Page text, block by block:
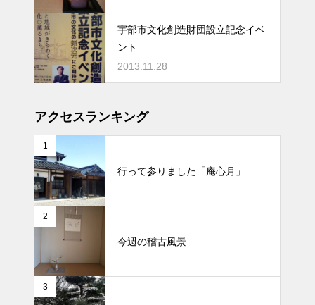
宇部市文化創造財団設立記念イベ
ント
2013.11.28
アクセスランキング
1
行って参りました「庵心月」
2
今週の稽古風景
3